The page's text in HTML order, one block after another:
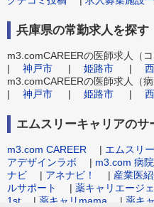
兵庫県の常勤求人を探す
m3.comCAREERの医師求人（
| 神戸市 | 姫路市 |
m3.comCAREERの医師求人（
| 神戸市 | 姫路市 |
エムスリーキャリアのサ
m3.com CAREER | エムスリ
アデザインラボ | m3.com 病
ナビ | アネナビ！ | 産業医
ルサポート
| 薬キャリエージ
1st | 薬キャリmama | 薬キ